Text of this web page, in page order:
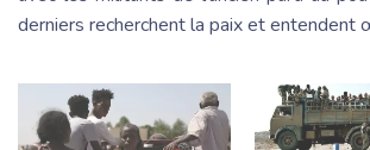
derniers recherchent la paix et entendent